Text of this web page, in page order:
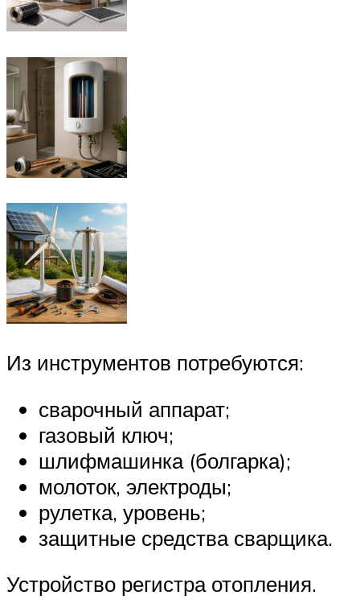
Из инструментов потребуются:
сварочный аппарат;
газовый ключ;
шлифмашинка (болгарка);
молоток, электроды;
рулетка, уровень;
защитные средства сварщика.
Устройство регистра отопления.